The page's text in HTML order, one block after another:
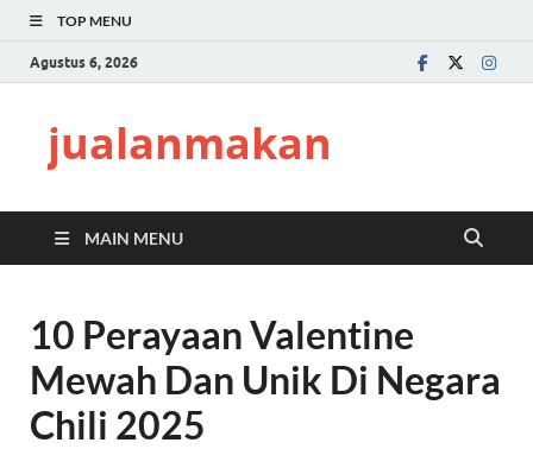
TOP MENU
Agustus 6, 2026
jualanmakan
MAIN MENU
10 Perayaan Valentine
Mewah Dan Unik Di Negara
Chili 2025